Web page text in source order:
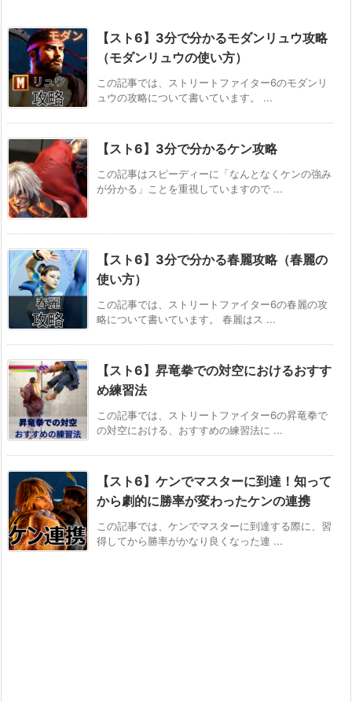
【スト6】3分で分かるモダンリュウ攻略
（モダンリュウの使い方）
この記事では、ストリートファイター6のモダンリ
ュウの攻略について書いています。 ...
【スト6】3分で分かるケン攻略
この記事はスピーディーに「なんとなくケンの強み
が分かる」ことを重視していますので ...
【スト6】3分で分かる春麗攻略（春麗の
使い方）
この記事では、ストリートファイター6の春麗の攻
略について書いています。 春麗はス ...
【スト6】昇竜拳での対空におけるおすす
め練習法
この記事では、ストリートファイター6の昇竜拳で
の対空における、おすすめの練習法に ...
【スト6】ケンでマスターに到達！知って
から劇的に勝率が変わったケンの連携
この記事では、ケンでマスターに到達する際に、習
得してから勝率がかなり良くなった連 ...